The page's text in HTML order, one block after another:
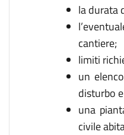
la durata
cantiere;
limiti
un
disturbo
una
civile